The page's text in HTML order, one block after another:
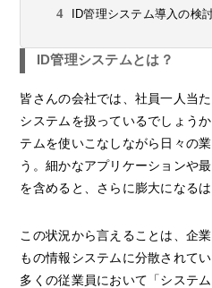
ID管理システム導入の検
ID管理システムとは？
皆さんの会社では、社員一人当
システムを扱っているでしょう
テムを使いこなしながら日々の
う。細かなアプリケーションや
を含めると、さらに膨大になるは
この状況から言えることは、企
もの情報システムに分散されて
多くの従業員において「システ